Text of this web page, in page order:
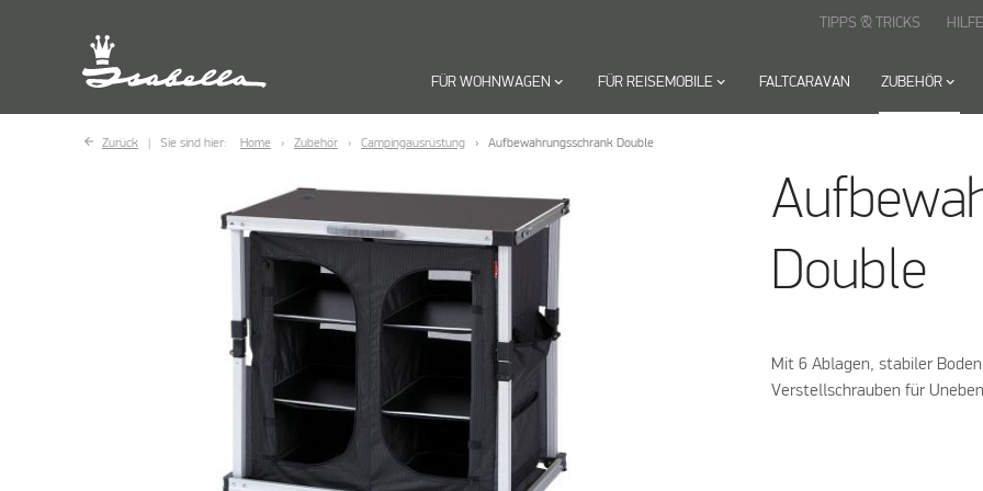
FÜR WOHNWAGEN keyboard_arrow_down FÜR REISEMOBILE keyboard_arrow_down FALTCARAVAN ZUBEHÖR keyboard_arrow_down
TIPPS & TRICKS HILFE
Zurück Sie sind hier: Home Zubehör Campingausrüstung Aufbewahrungsschrank Double
Double
Mit 6 Ablagen, stabiler
Verstellschrauben für